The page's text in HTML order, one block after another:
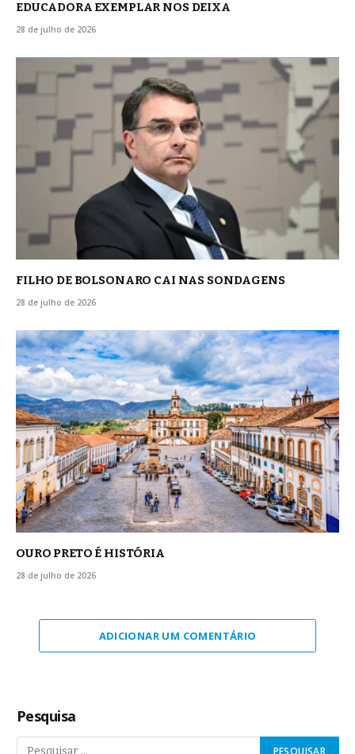
EDUCADORA EXEMPLAR NOS DEIXA
28 de julho de 2026
FILHO DE BOLSONARO CAI NAS SONDAGENS
28 de julho de 2026
OURO PRETO É HISTÓRIA
28 de julho de 2026
ADICIONAR UM COMENTÁRIO
Pesquisa